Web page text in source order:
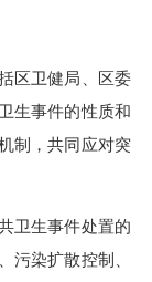
区卫健局、区委
生事件的性质和
制，共同应对突
卫生事件处置的
污染扩散控制、